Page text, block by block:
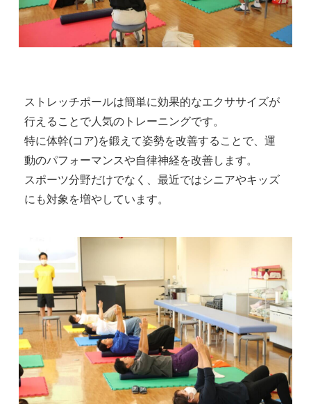
ストレッチポールは簡単に効果的なエクササイズが
行えることで人気のトレーニングです。
特に体幹(コア)を鍛えて姿勢を改善することで、運
動のパフォーマンスや自律神経を改善します。
スポーツ分野だけでなく、最近ではシニアやキッズ
にも対象を増やしています。